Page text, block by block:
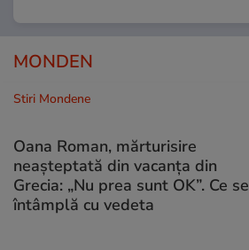
MONDEN
Stiri Mondene
Oana Roman, mărturisire
neașteptată din vacanța din
Grecia: „Nu prea sunt OK”. Ce se
întâmplă cu vedeta